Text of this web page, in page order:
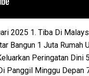
2025 1. Tiba Di
Bangun 1 Juta
Peringatan Dini
Panggil Minggu Depan